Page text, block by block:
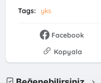
Tags:
yks
Facebook
Kopyala